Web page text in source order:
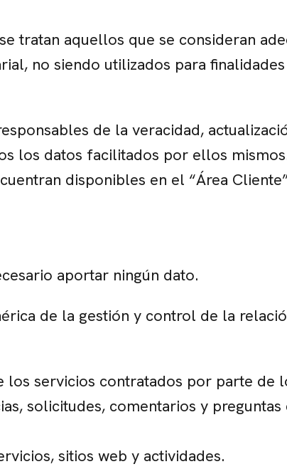
tratan aquellos que se consideran
no siendo utilizados para
de la veracidad,
los datos facilitados por ellos
disponibles en el “Área
aportar ningún dato.
de la gestión y control de la
servicios contratados por parte de
solicitudes, comentarios y
sitios web y actividades.